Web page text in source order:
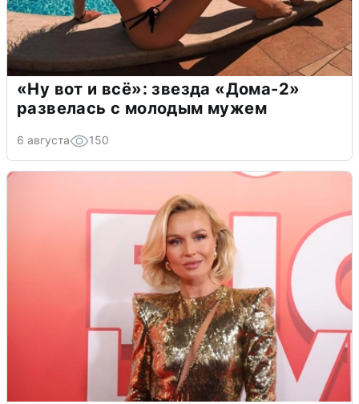
«Ну вот и всё»: звезда «Дома-2»
развелась с молодым мужем
6 августа 150